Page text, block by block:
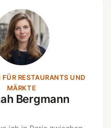
FÜR RESTAURANTS UND
MÄRKTE
Bergmann